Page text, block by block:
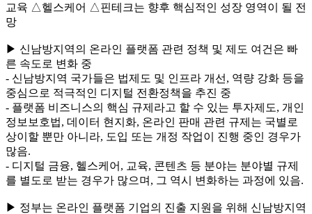
교육 △헬스케어 △핀테크는 향후 핵심적인 성장 영역이 될 전
망
▶ 신남방지역의 온라인 플랫폼 관련 정책 및 제도 여건은 빠
른 속도로 변화 중
- 신남방지역 국가들은 법제도 및 인프라 개선, 역량 강화 등을
중심으로 적극적인 디지털 전환정책을 추진 중
- 플랫폼 비즈니스의 핵심 규제라고 할 수 있는 투자제도, 개인
정보보호법, 데이터 현지화, 온라인 판매 관련 규제는 국별로
상이할 뿐만 아니라, 도입 또는 개정 작업이 진행 중인 경우가
많음.
- 디지털 금융, 헬스케어, 교육, 콘텐츠 등 분야는 분야별 규제
를 별도로 받는 경우가 많으며, 그 역시 변화하는 과정에 있음.
▶ 정부는 온라인 플랫폼 기업의 진출 지원을 위해 신남방지역